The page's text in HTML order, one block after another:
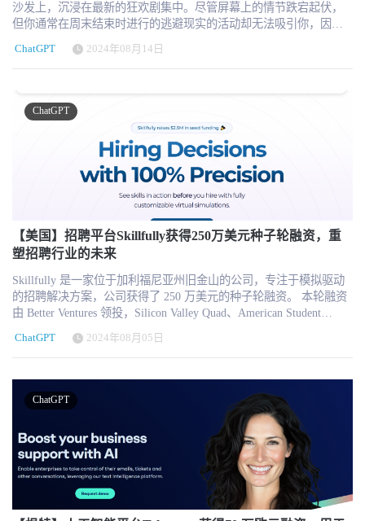
成式AI。但Revelio Labs认为，AI可能进一步放大了原有问题。 生成
式AI降低了制作简历、撰写求职信、准备面试回答和批量申请岗位
速生成一份看起来专业、完整且符合职位描述的申请材料。 结果
是，简历和求职信的信号价值下降。企业收到更多看起来合格的申
节、减少与普通申请者沟通，候选人则通过提交更多申请应对较低
的回复率，形成新的恶性循环。 Revelio Labs还发现，在没有获得
Offer的面试评价中，候选人提及招聘人员失联、未回复或“ghosting”
的比例，自2022年10月以来上升约9%。但该研究尚不能证明AI生成
的申请直接导致了招聘方失联，只能说明AI可能在一个已经低效的
招聘体系中增加了更多噪音。 HRTech观点：企业需要从“岗位管理”
转向“任务与能力管理” 从HRTech视角看，Revelio Labs这项研究最重
要的意义，是提醒企业不要再用简单的“AI替代多少岗位”来制定人
力策略。 第一，企业需要将AI影响评估下沉到任务层面。一个岗位
通常同时包含可自动化任务、可由AI增强的任务，以及必须依赖人
招聘，容易错过真正需要重构的工作环节。 第二，企业需要重新设
计初级人才入口。不能因为AI能够完成基础工作，就完全取消初级
岗位。更合理的方式，是让AI承担重复劳动，同时让年轻员工更早
学习业务判断、问题分析、客户沟通和AI结果审核。 第三，企业需
要更新技能模型和职业发展体系。未来岗位价值可能不再取决于员
验证结果、理解业务并对最终决策负责。 第四，招聘团队需要重新
建立人才识别信号。当简历、求职信甚至部分面试答案都可以由AI
生成时，企业需要增加与真实工作相关的评估，例如结构化工作样
本、情境任务、项目讨论和基于过去行为的深度访谈，而不是简单
增加更多筛选工具。 第五，HR需要谨慎解释AI与就业之间的因果关
系。高AI暴露岗位需求下降，不等于AI已经直接取代这些岗位；AI
采用企业增长更快，也不等于任何企业部署AI都会自动获得增长。
行业周期、企业规模、资本能力、组织成熟度和人才结构都可能影
响结果。 AI对劳动力市场的影响，正在以多个方向同时发生 Revelio
治理能力”的跃迁。 结合当前行业的发展阶段，可以看到一个越来越
清晰的分水岭正在形成：一部分HR仍停留在“如何更高效使用AI工
具”，而另一部分HR，已经开始思考“如何在不产生风险的前提下使
着监管趋严、企业数据风险不断上升，以及AI在招聘与管理中的深
度嵌入，是否具备RAIHR能力，将逐渐成为HR专业度的重要标志之
一。 对于企业而言，这意味着需要建立明确的AI使用规范与审计机
制；对于HR个人而言，这意味着必须理解数据流、决策逻辑与系统
边界；对于HRTech行业而言，这意味着产品与服务必须从“功能导
向”走向“合规与治理导向”。 AI不会放慢进入HR的速度，但风险正
在同步放大。真正的问题，不是是否使用AI，而是是否在有边界的
情况下使用AI。 在这个阶段，再次呼吁行业正视这一变化：从今天
开始，把“Responsible AI in HR”作为一个必须建立的基础能力，而不
是一个可以延后讨论的话题。
选，确保候选人符合职位要求，然后再将候选人推荐给招聘经理。
“当我们被越来越多的信息淹没时，来自熟人的值得信赖的推荐就显
域，"Bloomberg Beta主管Roy Bahat说。 有了这笔资金，Twill 计划
扩大其专家成员社区，增强其平台功能，并壮大其团队，为更多寻
业专业人士的推荐，将公司与经过预先审查的候选人联系起来，从
而改进技术招聘工作。该平台的工程、产品和销售专家社区利用他
们的网络和专业知识推荐合格的候选人，并为成功的职位安排赚取
丰厚的奖励。Twill 通过其双层审核流程和以人为本的推荐，确保了
高质量的匹配和更好的招聘结果。
沙发上，沉浸在最新的狂欢剧集中。尽管屏幕上的情节跌宕起伏，
但你通常在周末结束时进行的逃避现实的活动却无法吸引你，因为
业生将在同一天开始工作，所有人都要在你的系统上进行设置，所
有人都急需支持和个人关注，所有人都需要在今年结束前取得成果
供的一对一服务是有限的，同时还要满足已经相当庞大的员工队伍
的需求。 对于从事人力资源工作的人来说，这种令人焦虑的情景
（或主题的变体）并不陌生。 当然，这并不全是坏事。 一方面，有
两点很可能是令人欣慰的：1）在招聘过程中，你或人力资源部门的
其他人会有时间与他们单独交谈，今后也会有机会再这样做；2）他
们会希望他们的一些培训和日常询问完全由内部在线平台处理，无
的个人接触，虽然不是必要的，但也是很好的选择，而且是最好的
雇主所提供的--只要你有资源......但许多部门都没有。 人工智能已应
用于当今的人力资源领域 好消息是--无论它是用于提供反应性材料
助、为管理人员提供信息、访问 IT、填写假期表格、绩效考核、薪
酬门户、费用等，你说得出来--人工智能（AI）的进步正开始让时间
和资金短缺的人力资源专业人员的生活变得无比美好--尽管这项技术
永远不会也不应该完全取代你。 当然，人们也希望人工智能能为人
力资源领导者认为，如果他们的组织在未来 12 到 24 个月内不采用
和实施人工智能解决方案（如生成式人工智能），那么他们的组织
成功率将落后于那些采用和实施了人工智能解决方案的组织，而参
加该技术研究咨询公司一月份基准会议的 34% 的人力资源领导者表
示，他们正在探索生成式人工智能的潜在用例和机会。 那么，这些
潜在用例是什么呢？在过去的一两年里，有三大领域引起了我的注
意： 招聘 在招聘和录用方面，人工智能驱动的重复性人工任务自动
化大大减少了人力资源团队处理和审核候选人的时间。通过生成定
制的沟通序列，并使用大型语言模型（LLM）来创建看似定制的职
ChatGPT 2024年08月14日
ChatGPT
【美国】招聘平台Skillfully获得250万美元种子轮融资，重
塑招聘行业的未来
Skillfully 是一家位于加利福尼亚州旧金山的公司，专注于模拟驱动
的招聘解决方案，公司获得了 250 万美元的种子轮融资。 本轮融资
由 Better Ventures 领投，Silicon Valley Quad、American Student
Partners 参投。 这笔新资金使我们能够将我们的解决方案推广到更多
的世界顶级雇主，为专业服务、销售和人员招聘领域的技能优先就
业设定了新的黄金标准。 Skillfully公司坚信，当前的求职、就业和
发展方式已经从根本上被打破，因此公司致力于解决传统简历驱动
型招聘方式的缺陷。在人工智能变革的行业中，这些过时的方法既
在线资料来衡量求职者的技能。然而，这种方法已经越来越不够用
了，现在 90% 的申请材料都是通过 ChatGPT 等 GenAI 工具来增强
的，这使得雇主们被简历淹没。然而，为这些人工智能工具提供动
力的底层技术同样可以通过我们所说的 "体验式 "招聘彻底改变招聘
方式，创造一个更加公平、更具包容性和以技能为中心的就业市
ChatGPT 2024年08月05日
ChatGPT